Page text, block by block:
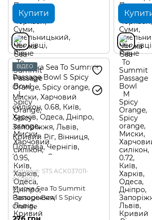
Купити
ВІДЕО
Артикул: STS ACK037011-
040804
Миска Sea To Summit
Passage Bowl S Spicy
Orange